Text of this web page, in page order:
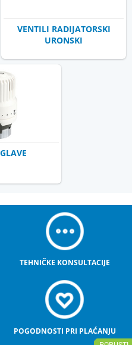
VENTILI RADIJATORSKI
URONSKI
TEHNIČKE KONSULTACIJE
POGODNOSTI PRI PLAĆANJU